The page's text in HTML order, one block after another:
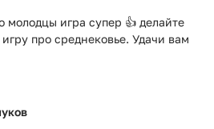
молодцы игра супер 👍 делайте
про среднековье. Удачи вам